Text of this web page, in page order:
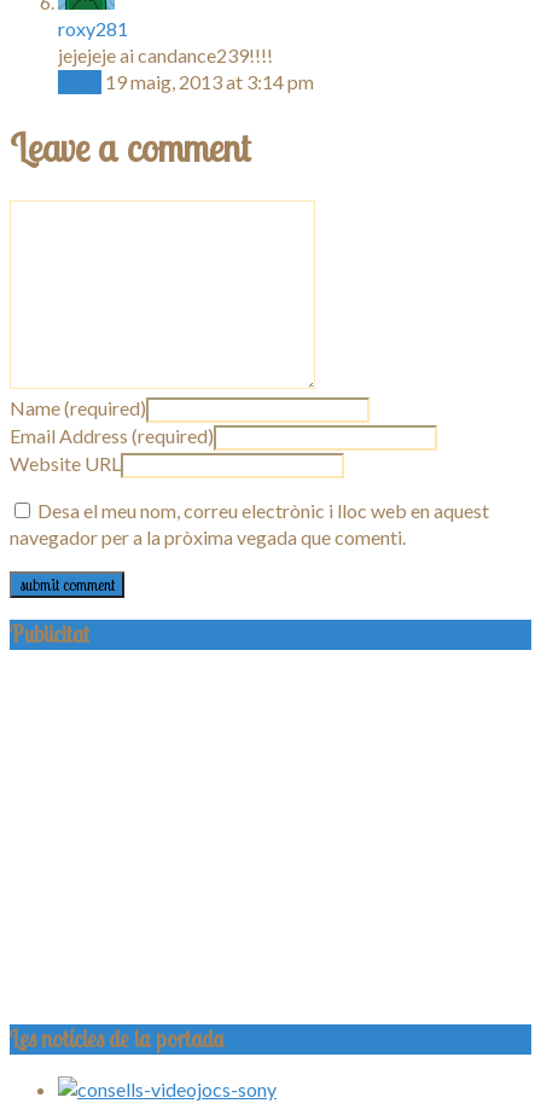
roxy281
jejejeje ai candance239!!!!
19 maig, 2013 at 3:14 pm
Leave a comment
Name (required)
Email Address (required)
Website URL
Desa el meu nom, correu electrònic i lloc web en aquest
navegador per a la pròxima vegada que comenti.
Publicitat
Les notícies de la portada